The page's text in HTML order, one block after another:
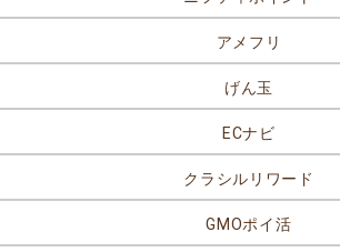
アメフリ
げん玉
ECナビ
クラシルリワード
GMOポイ活